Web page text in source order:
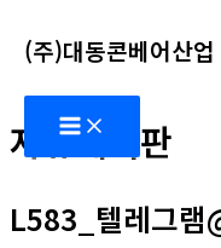
텐
츠
로
건
뛰
(주)대동콘베어산업
Main
Menu
자유게시판
L583_텔레그